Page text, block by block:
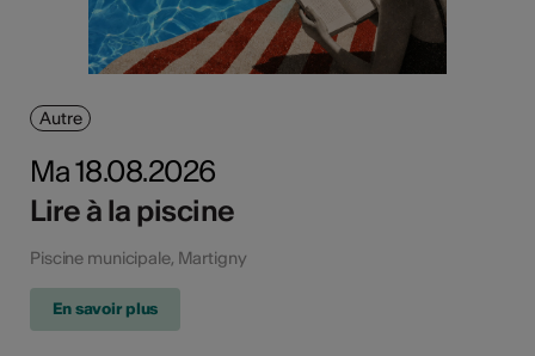
Autre
Ma 18.08.2026
Lire à la piscine
Piscine municipale, Martigny
En savoir plus